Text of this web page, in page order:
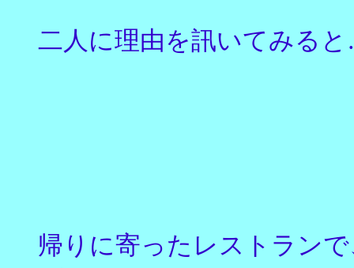
二人に理由を訊いてみる
帰りに寄ったレストラン